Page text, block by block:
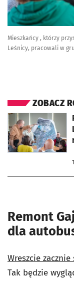
Mieszkańcy , którzy
Leśnicy, pracowali w
ZOBACZ
otworzy się w nowej
Remont
dla
Wreszcie
Tak będzie